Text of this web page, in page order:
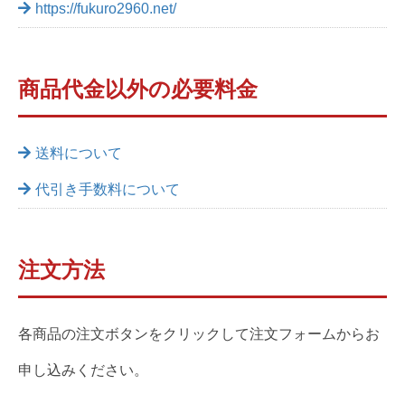
https://fukuro2960.net/
商品代金以外の必要料金
送料について
代引き手数料について
注文方法
各商品の注文ボタンをクリックして注文フォームからお
申し込みください。